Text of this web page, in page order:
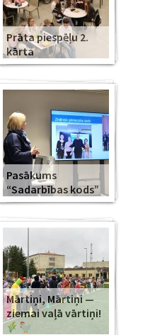
Prāta piespēļu 2.
kārta
Pasākums
“Sadarbības kods”
Mārtiņi, Mārtiņi —
ziemai vaļā vārtiņi!